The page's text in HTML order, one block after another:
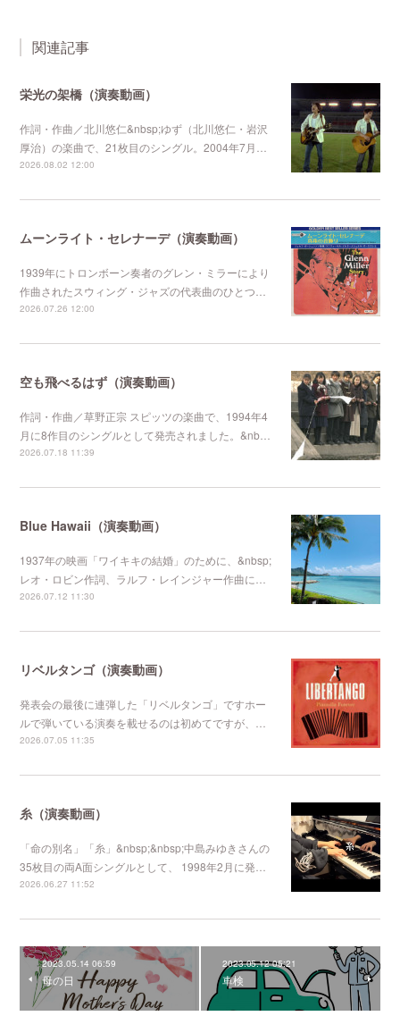
関連記事
栄光の架橋（演奏動画）
作詞・作曲／北川悠仁&nbsp;ゆず（北川悠仁・岩沢
厚治）の楽曲で、21枚目のシングル。2004年7月…
2026.08.02 12:00
ムーンライト・セレナーデ（演奏動画）
1939年にトロンボーン奏者のグレン・ミラーにより
作曲されたスウィング・ジャズの代表曲のひとつ…
2026.07.26 12:00
空も飛べるはず（演奏動画）
作詞・作曲／草野正宗 スピッツの楽曲で、1994年4
月に8作目のシングルとして発売されました。&nb…
2026.07.18 11:39
Blue Hawaii（演奏動画）
1937年の映画「ワイキキの結婚」のために、&nbsp;
レオ・ロビン作詞、ラルフ・レインジャー作曲に…
2026.07.12 11:30
リベルタンゴ（演奏動画）
発表会の最後に連弾した「リベルタンゴ」ですホー
ルで弾いている演奏を載せるのは初めてですが、…
2026.07.05 11:35
糸（演奏動画）
「命の別名」「糸」&nbsp;&nbsp;中島みゆきさんの
35枚目の両A面シングルとして、 1998年2月に発…
2026.06.27 11:52
2023.05.14 06:59
母の日
2023.05.12 05:21
車検